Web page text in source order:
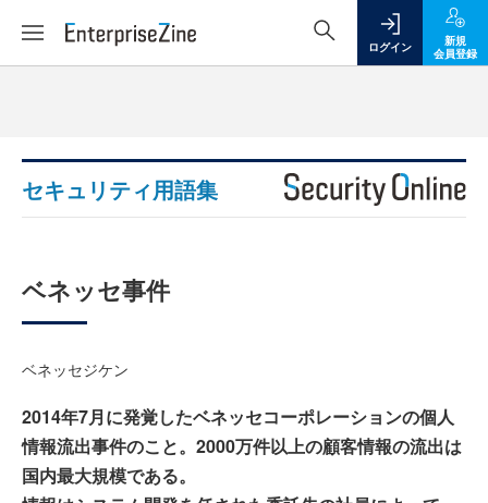
ログイン
新規
会員登録
セキュリティ用語集
ベネッセ事件
ベネッセジケン
2014年7月に発覚したベネッセコーポレーションの個人
情報流出事件のこと。2000万件以上の顧客情報の流出は
国内最大規模である。